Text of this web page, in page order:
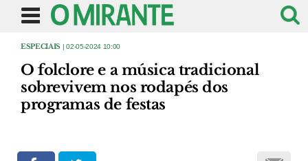
ESPECIAIS | 02-05-2024 10:00
O folclore e a música tradicional
sobrevivem nos rodapés dos
programas de festas